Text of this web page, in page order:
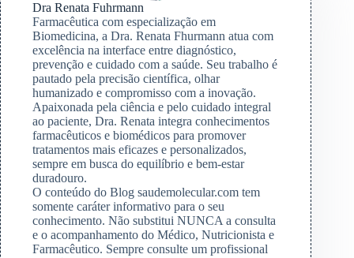
Dra Renata Fuhrmann
Farmacêutica com especialização em
Biomedicina, a Dra. Renata Fhurmann atua com
excelência na interface entre diagnóstico,
prevenção e cuidado com a saúde. Seu trabalho é
pautado pela precisão científica, olhar
humanizado e compromisso com a inovação.
Apaixonada pela ciência e pelo cuidado integral
ao paciente, Dra. Renata integra conhecimentos
farmacêuticos e biomédicos para promover
tratamentos mais eficazes e personalizados,
sempre em busca do equilíbrio e bem-estar
duradouro.
O conteúdo do Blog saudemolecular.com tem
somente caráter informativo para o seu
conhecimento. Não substitui NUNCA a consulta
e o acompanhamento do Médico, Nutricionista e
Farmacêutico. Sempre consulte um profissional